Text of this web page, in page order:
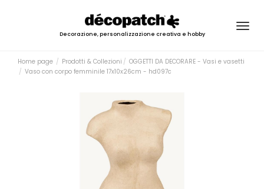
Decorazione, personalizzazione creativa e hobby
Home page Prodotti & Collezioni
OGGETTI DA DECORARE - Vasi e vasetti
Vaso con corpo femminile 17x10x26cm - hd097c